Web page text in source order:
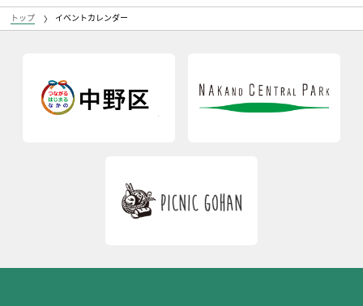
トップ イベントカレンダー